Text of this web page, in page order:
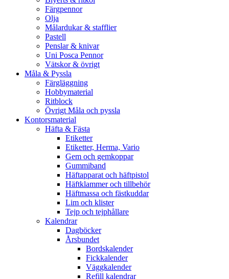
Färgpennor
Olja
Målardukar & stafflier
Pastell
Penslar & knivar
Uni Posca Pennor
Vätskor & övrigt
Måla & Pyssla
Färgläggning
Hobbymaterial
Ritblock
Övrigt Måla och pyssla
Kontorsmaterial
Häfta & Fästa
Etiketter
Etiketter, Herma, Vario
Gem och gemkoppar
Gummiband
Häftapparat och häftpistol
Häftklammer och tillbehör
Häftmassa och fästkuddar
Lim och klister
Tejp och tejphållare
Kalendrar
Dagböcker
Årsbundet
Bordskalender
Fickkalender
Väggkalender
Refill kalendrar